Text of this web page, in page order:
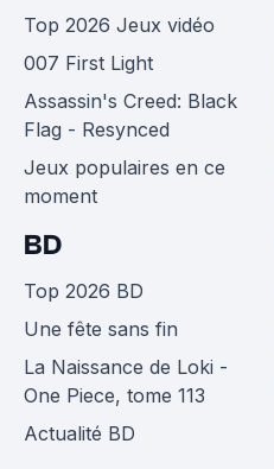
Top 2026 Jeux vidéo
007 First Light
Assassin's Creed: Black
Flag - Resynced
Jeux populaires en ce
moment
BD
Top 2026 BD
Une fête sans fin
La Naissance de Loki -
One Piece, tome 113
Actualité BD